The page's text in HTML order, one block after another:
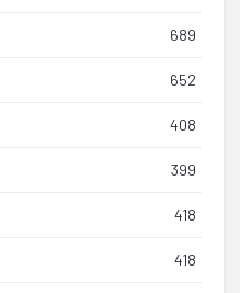
689
652
408
399
418
418